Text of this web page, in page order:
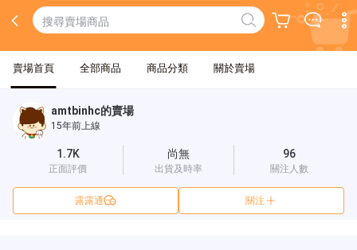
賣場首頁 全部商品 商品分類 關於賣場
amtbinhc的賣場
15年前上線
1.7K
正面評價
尚無
出貨及時率
96
關注人數
露露通 關注